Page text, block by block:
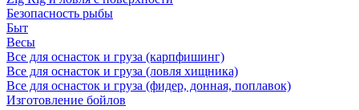
Безoпасность рыбы
Быт
Весы
Все для оснасток и груза (карпфишинг)
Все для оснасток и груза (ловля хищника)
Все для оснасток и груза (фидер, донная, поплавок)
Изготовление бойлов